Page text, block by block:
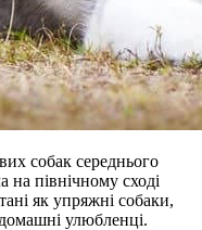
собак середнього
північному сході
як упряжні собаки,
улюбленці.